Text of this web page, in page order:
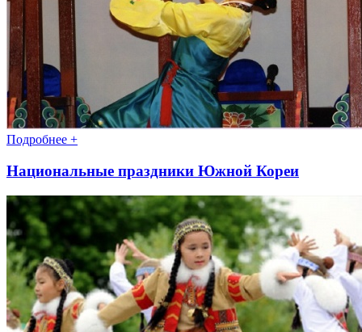
Подробнее +
Национальные праздники Южной Кореи